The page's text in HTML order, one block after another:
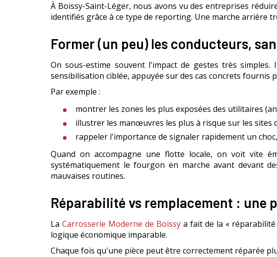
À Boissy-Saint-Léger, nous avons vu des entreprises
identifiés grâce à ce type de reporting. Une marche arrière
Former (un peu) les conducteurs,
On sous-estime souvent l'impact de gestes très
sensibilisation ciblée, appuyée sur des cas concrets fournis
Par exemple :
montrer les zones les plus exposées des utilitaires
illustrer les manœuvres les plus à risque sur les sites
rappeler l'importance de signaler rapidement un
Quand on accompagne une flotte locale, on voit vite
systématiquement le fourgon en marche avant devant
mauvaises routines.
Réparabilité vs remplacement : une
La Carrosserie Moderne de Boissy a fait de la «
logique économique imparable.
Chaque fois qu'une pièce peut être correctement réparée